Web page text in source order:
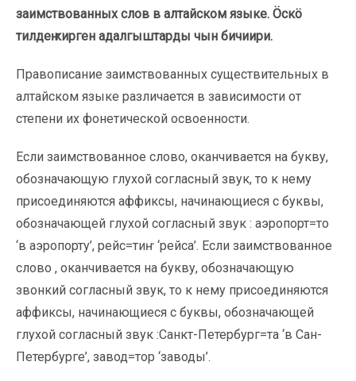
заимствованных слов в алтайском языке. Öскö
тилдеҥ кирген адалгыштарды чын бичиири.
Правописание заимствованных существительных в
алтайском языке различается в зависимости от
степени их фонетической освоенности.
Если заимствованное слово, оканчивается на букву,
обозначающую глухой согласный звук, то к нему
присоединяются аффиксы, начинающиеся с буквы,
обозначающей глухой согласный звук : аэропорт=то
‘в аэропорту’, рейс=тиҥ ‘рейса’. Если заимствованное
слово , оканчивается на букву, обозначающую
звонкий согласный звук, то к нему присоединяются
аффиксы, начинающиеся с буквы, обозначающей
глухой согласный звук :Санкт-Петербург=та ‘в Сан-
Петербурге’, завод=тор ‘заводы’.